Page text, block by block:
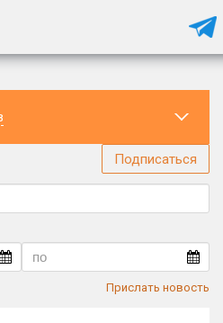
Подписаться
Прислать новость